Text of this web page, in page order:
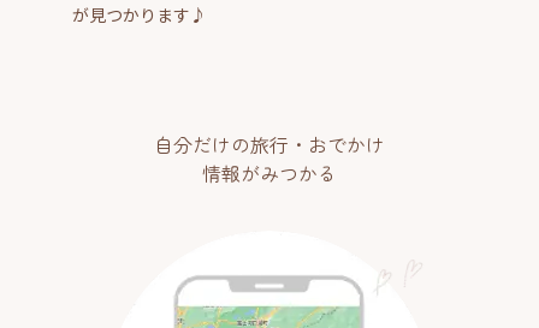
が見つかります♪
自分だけの旅行・おでかけ
情報がみつかる